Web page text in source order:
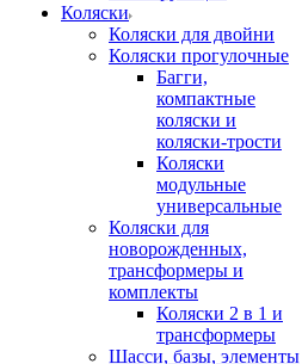
Коляски
Коляски для двойни
Коляски прогулочные
Багги,
компактные
коляски и
коляски-трости
Коляски
модульные
универсальные
Коляски для
новорожденных,
трансформеры и
комплекты
Коляски 2 в 1 и
трансформеры
Шасси, базы, элементы